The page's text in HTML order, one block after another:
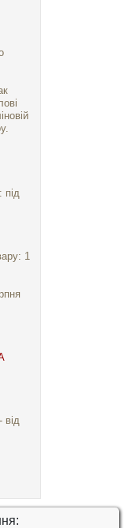
під
1
від